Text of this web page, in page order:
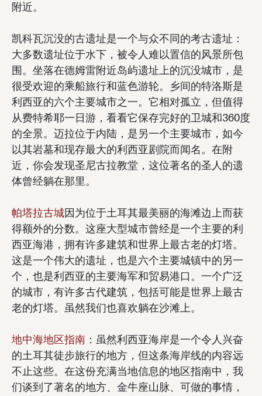
附近。
凯科瓦沉没的古遗址是一个与众不同的考古遗址：
大多数遗址位于水下，被令人难以置信的风景所包
围。坐落在德姆雷附近岛屿遗址上的沉没城市，是
很受欢迎的乘船旅行和蓝色游轮。乡间的特洛斯是
利西亚的六个主要城市之一。它相对孤立，但值得
从费特希耶一日游，看看它保存完好的卫城和360度
的全景。迈拉位于内陆，是另一个主要城市，如今
以其岩墓和现存最大的利西亚剧院而闻名。在附
近，你会发现圣尼古拉教堂，这位著名的圣人的遗
体曾经躺在那里。
帕塔拉古城因为位于土耳其最美丽的海滩边上而获
得额外的分数。这座大型城市曾经是一个主要的利
西亚海港，拥有许多建筑和世界上最古老的灯塔。
这是一个伟大的遗址，也是六个主要城镇中的另一
个，也是利西亚的主要海军和贸易港口。一个广泛
的城市，有许多古代建筑，包括可能是世界上最古
老的灯塔。虽然我们也喜欢躺在沙滩上。
地中海地区指南 ：虽然利西亚海岸是一个令人兴奋
的土耳其徒步旅行的地方，但这条海岸线的内容远
不止这些。在这份充满当地信息的地区指南中，我
们谈到了著名的地方、金牛座山脉、可做的事情，